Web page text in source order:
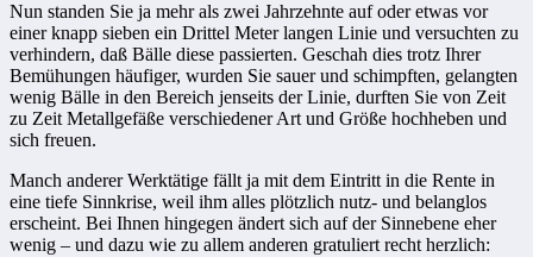
Nun standen Sie ja mehr als zwei Jahrzehnte auf oder etwas vor
einer knapp sieben ein Drittel Meter langen Linie und versuchten zu
verhindern, daß Bälle diese passierten. Geschah dies trotz Ihrer
Bemühungen häufiger, wurden Sie sauer und schimpften, gelangten
wenig Bälle in den Bereich jenseits der Linie, durften Sie von Zeit
zu Zeit Metallgefäße verschiedener Art und Größe hochheben und
sich freuen.
Manch anderer Werktätige fällt ja mit dem Eintritt in die Rente in
eine tiefe Sinnkrise, weil ihm alles plötzlich nutz- und belanglos
erscheint. Bei Ihnen hingegen ändert sich auf der Sinnebene eher
wenig – und dazu wie zu allem anderen gratuliert recht herzlich: